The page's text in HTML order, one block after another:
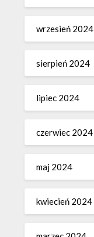
wrzesień 2024
sierpień 2024
lipiec 2024
czerwiec 2024
maj 2024
kwiecień 2024